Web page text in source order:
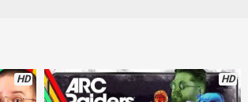
HD HD